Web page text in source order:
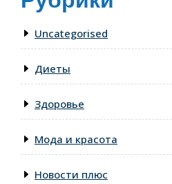
Uncategorised
Диеты
Здоровье
Мода и красота
Новости плюс